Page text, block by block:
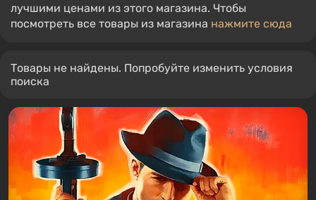
лучшими ценами из этого магазина. Чтобы
посмотреть все товары из магазина нажмите сюда
Товары не найдены. Попробуйте изменить условия
поиска